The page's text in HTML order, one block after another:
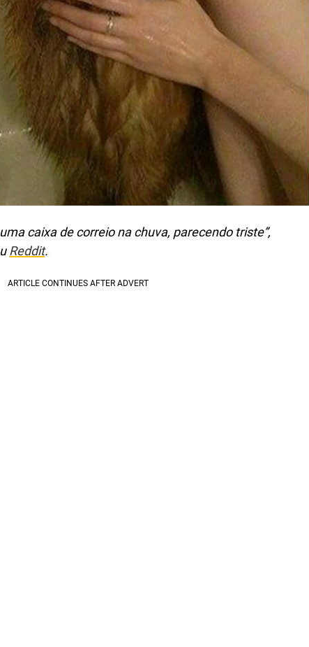
caixa de correio na chuva, parecendo triste”,
Reddit.